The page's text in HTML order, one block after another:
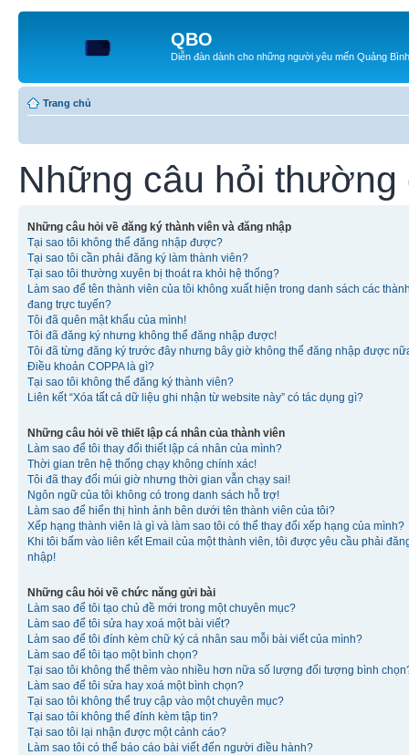
QBO
Diễn đàn dành cho những người yêu mến Quảng Bình
Trang chủ
Những câu hỏi thường
Những câu hỏi về đăng ký thành viên và đăng nhập
Tại sao tôi không thể đăng nhập được?
Tại sao tôi cần phải đăng ký làm thành viên?
Tại sao tôi thường xuyên bị thoát ra khỏi hệ thống?
Làm sao để tên thành viên của tôi không xuất hiện trong danh sách các
đang trực tuyến?
Tôi đã quên mật khẩu của mình!
Tôi đã đăng ký nhưng không thể đăng nhập được!
Tôi đã từng đăng ký trước đây nhưng bây giờ không thể đăng nhập được
Điều khoản COPPA là gì?
Tại sao tôi không thể đăng ký thành viên?
Liên kết “Xóa tất cả dữ liệu ghi nhận từ website này” có tác dụng gì?
Những câu hỏi về thiết lập cá nhân của thành viên
Làm sao để tôi thay đổi thiết lập cá nhân của mình?
Thời gian trên hệ thống chạy không chính xác!
Tôi đã thay đổi múi giờ nhưng thời gian vẫn chạy sai!
Ngôn ngữ của tôi không có trong danh sách hỗ trợ!
Làm sao để hiển thị hình ảnh bên dưới tên thành viên của tôi?
Xếp hạng thành viên là gì và làm sao tôi có thể thay đổi xếp hạng của mình?
Khi tôi bấm vào liên kết Email của một thành viên, tôi được yêu cầu phải
nhập!
Những câu hỏi về chức năng gửi bài
Làm sao để tôi tạo chủ đề mới trong một chuyên mục?
Làm sao để tôi sửa hay xoá một bài viết?
Làm sao để tôi đính kèm chữ ký cá nhân sau mỗi bài viết của mình?
Làm sao để tôi tạo một bình chọn?
Tại sao tôi không thể thêm vào nhiều hơn nữa số lượng đối tượng bình
Làm sao để tôi sửa hay xoá một bình chọn?
Tại sao tôi không thể truy cập vào một chuyên mục?
Tại sao tôi không thể đính kèm tập tin?
Tại sao tôi lại nhận được một cảnh cáo?
Làm sao tôi có thể báo cáo bài viết đến người điều hành?